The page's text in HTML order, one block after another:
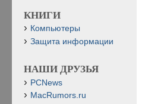
КНИГИ
Компьютеры
Защита информации
НАШИ ДРУЗЬЯ
PCNews
MacRumors.ru